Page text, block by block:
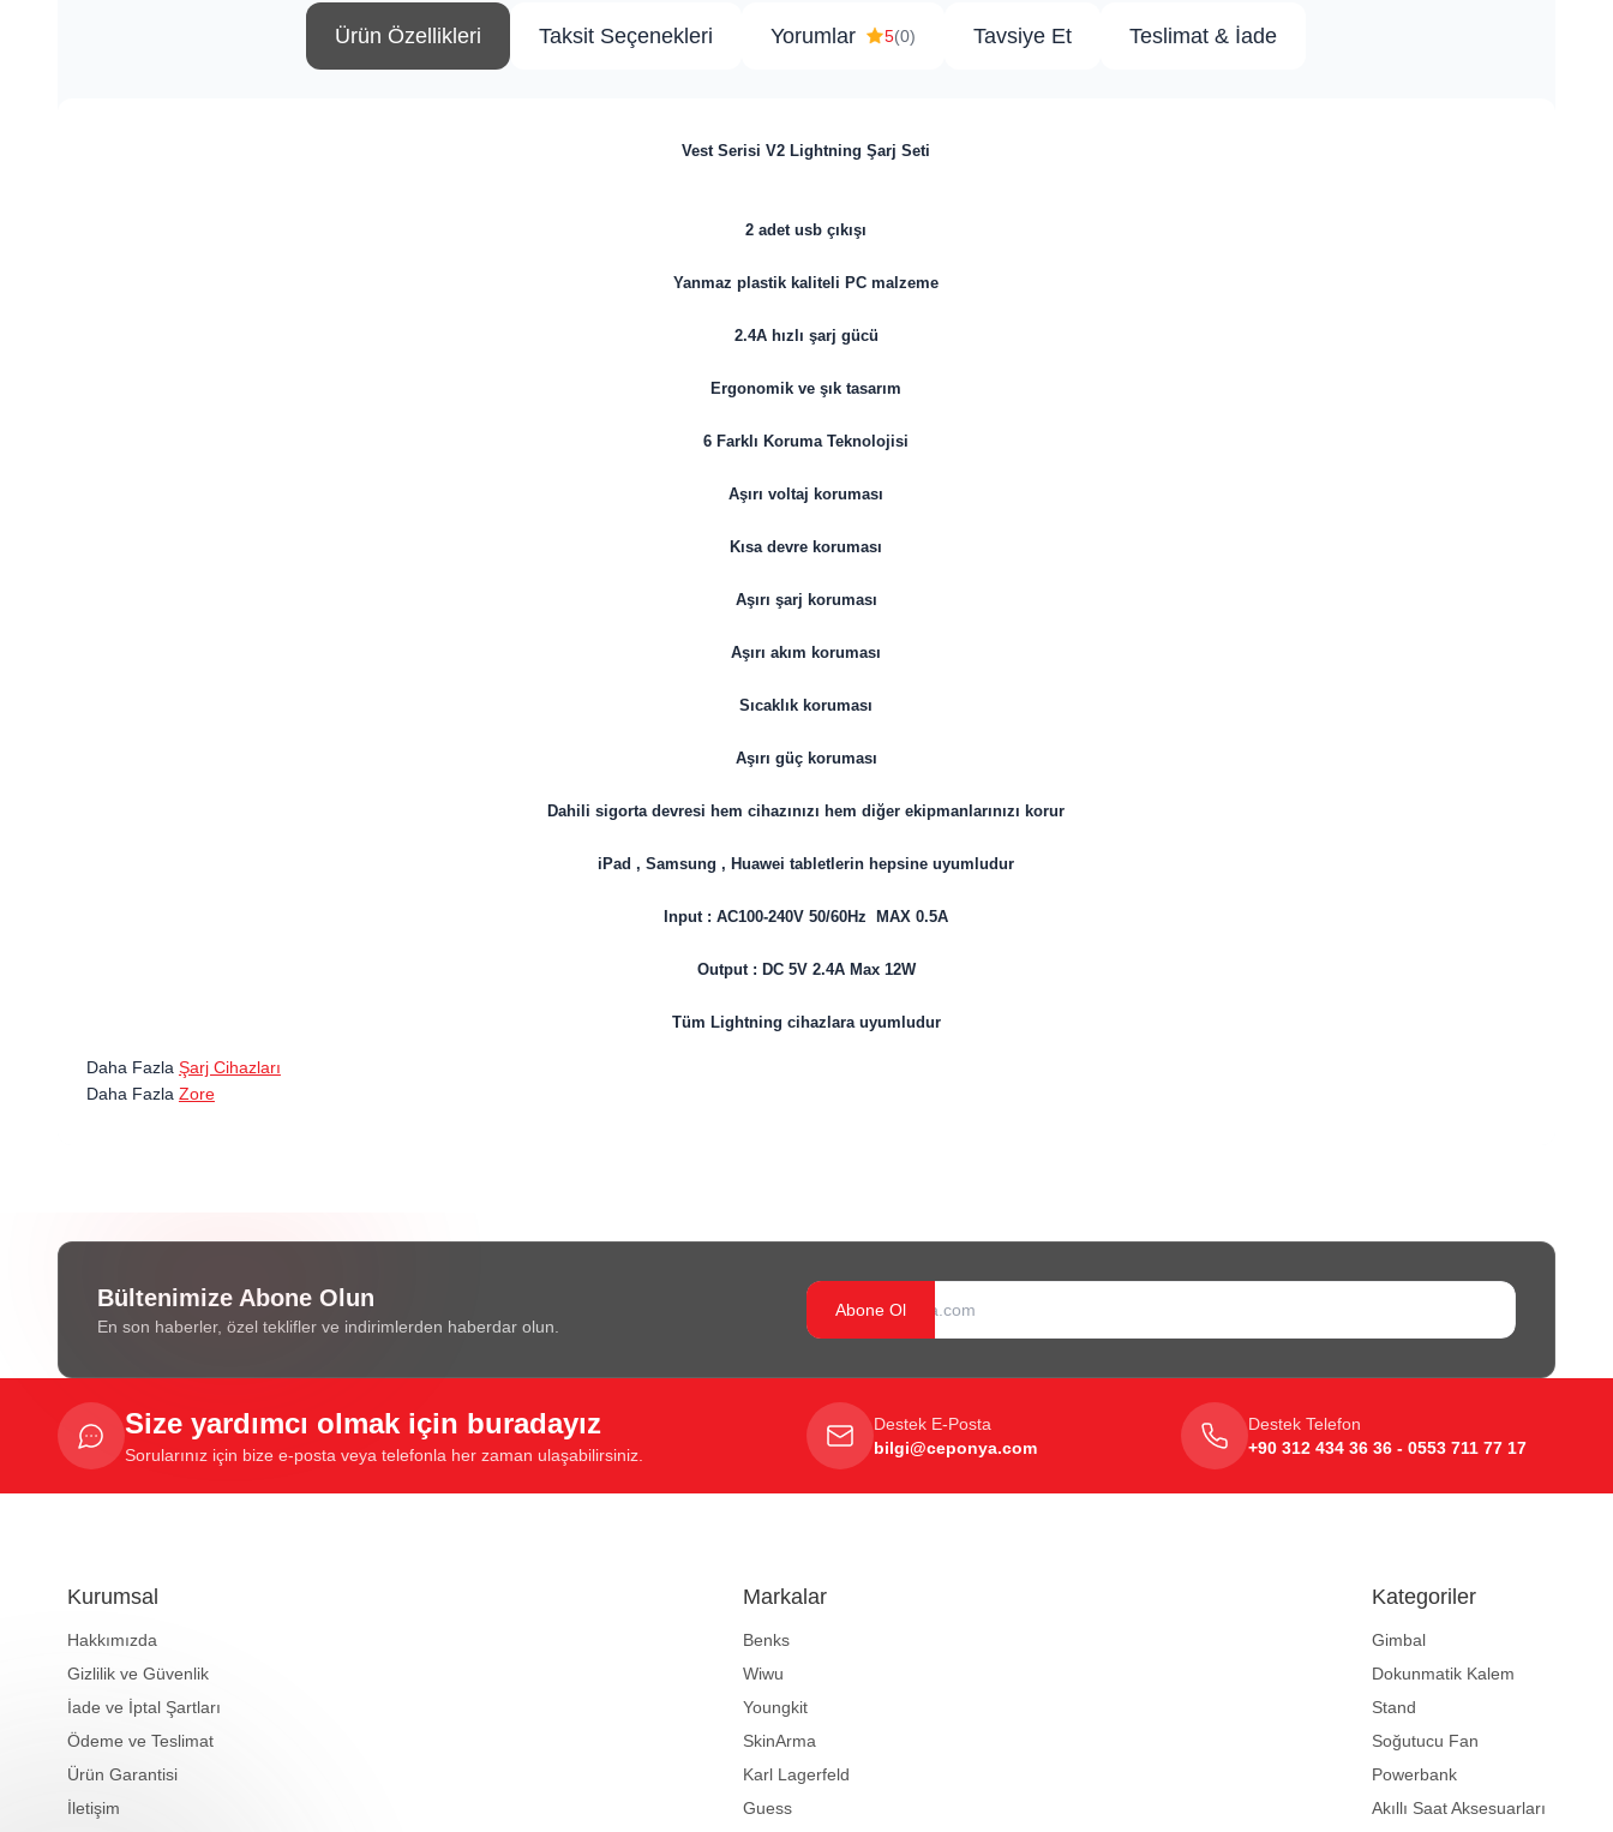
Ürün Özellikleri Taksit Seçenekleri Yorumlar 5(0) Tavsiye Et Teslimat & İade
Vest Serisi V2 Lightning Şarj Seti
2 adet usb çıkışı
Yanmaz plastik kaliteli PC malzeme
2.4A hızlı şarj gücü
Ergonomik ve şık tasarım
6 Farklı Koruma Teknolojisi
Aşırı voltaj koruması
Kısa devre koruması
Aşırı şarj koruması
Aşırı akım koruması
Sıcaklık koruması
Aşırı güç koruması
Dahili sigorta devresi hem cihazınızı hem diğer ekipmanlarınızı korur
iPad , Samsung , Huawei tabletlerin hepsine uyumludur
Input : AC100-240V 50/60Hz MAX 0.5A
Output : DC 5V 2.4A Max 12W
Tüm Lightning cihazlara uyumludur
Daha Fazla Şarj Cihazları
Daha Fazla Zore
Bültenimize Abone Olun
En son haberler, özel teklifler ve indirimlerden haberdar olun.
Abone Ol
Size yardımcı olmak için buradayız
Sorularınız için bize e-posta veya telefonla her zaman ulaşabilirsiniz.
Destek E-Posta
bilgi@ceponya.com
Destek Telefon
+90 312 434 36 36 - 0553 711 77 17
Kurumsal
Hakkımızda
Gizlilik ve Güvenlik
İade ve İptal Şartları
Ödeme ve Teslimat
Ürün Garantisi
İletişim
Markalar
Benks
Wiwu
Youngkit
SkinArma
Karl Lagerfeld
Guess
Kategoriler
Gimbal
Dokunmatik Kalem
Stand
Soğutucu Fan
Powerbank
Akıllı Saat Aksesuarları